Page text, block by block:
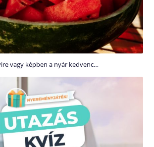
vagy képben a nyár kedvenc…